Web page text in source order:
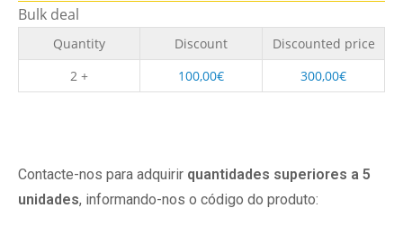
Bulk deal
Quantity Discount
Discounted price
2 +
100,00€ 300,00€
Contacte-nos para adquirir quantidades superiores a 5
unidades, informando-nos o código do produto: